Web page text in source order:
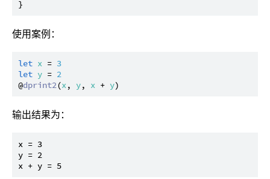
使用案例：
let x = 3
let y = 2
@dprint2(x, y, x + y
输出结果为：
x = 3
y = 2